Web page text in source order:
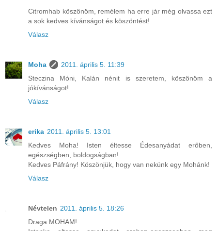
Citromhab köszönöm, remélem ha erre jár még olvassa ezt
a sok kedves kívánságot és köszöntést!
Válasz
Moha
2011. április 5. 11:39
Steczina Móni, Kalán nénit is szeretem, köszönöm a
jókívánságot!
Válasz
erika 2011. április 5. 13:01
Kedves Moha! Isten éltesse Édesanyádat erőben,
egészségben, boldogságban!
Kedves Páfrány! Köszönjük, hogy van nekünk egy Mohánk!
Válasz
Névtelen 2011. április 5. 18:26
Draga MOHAM!